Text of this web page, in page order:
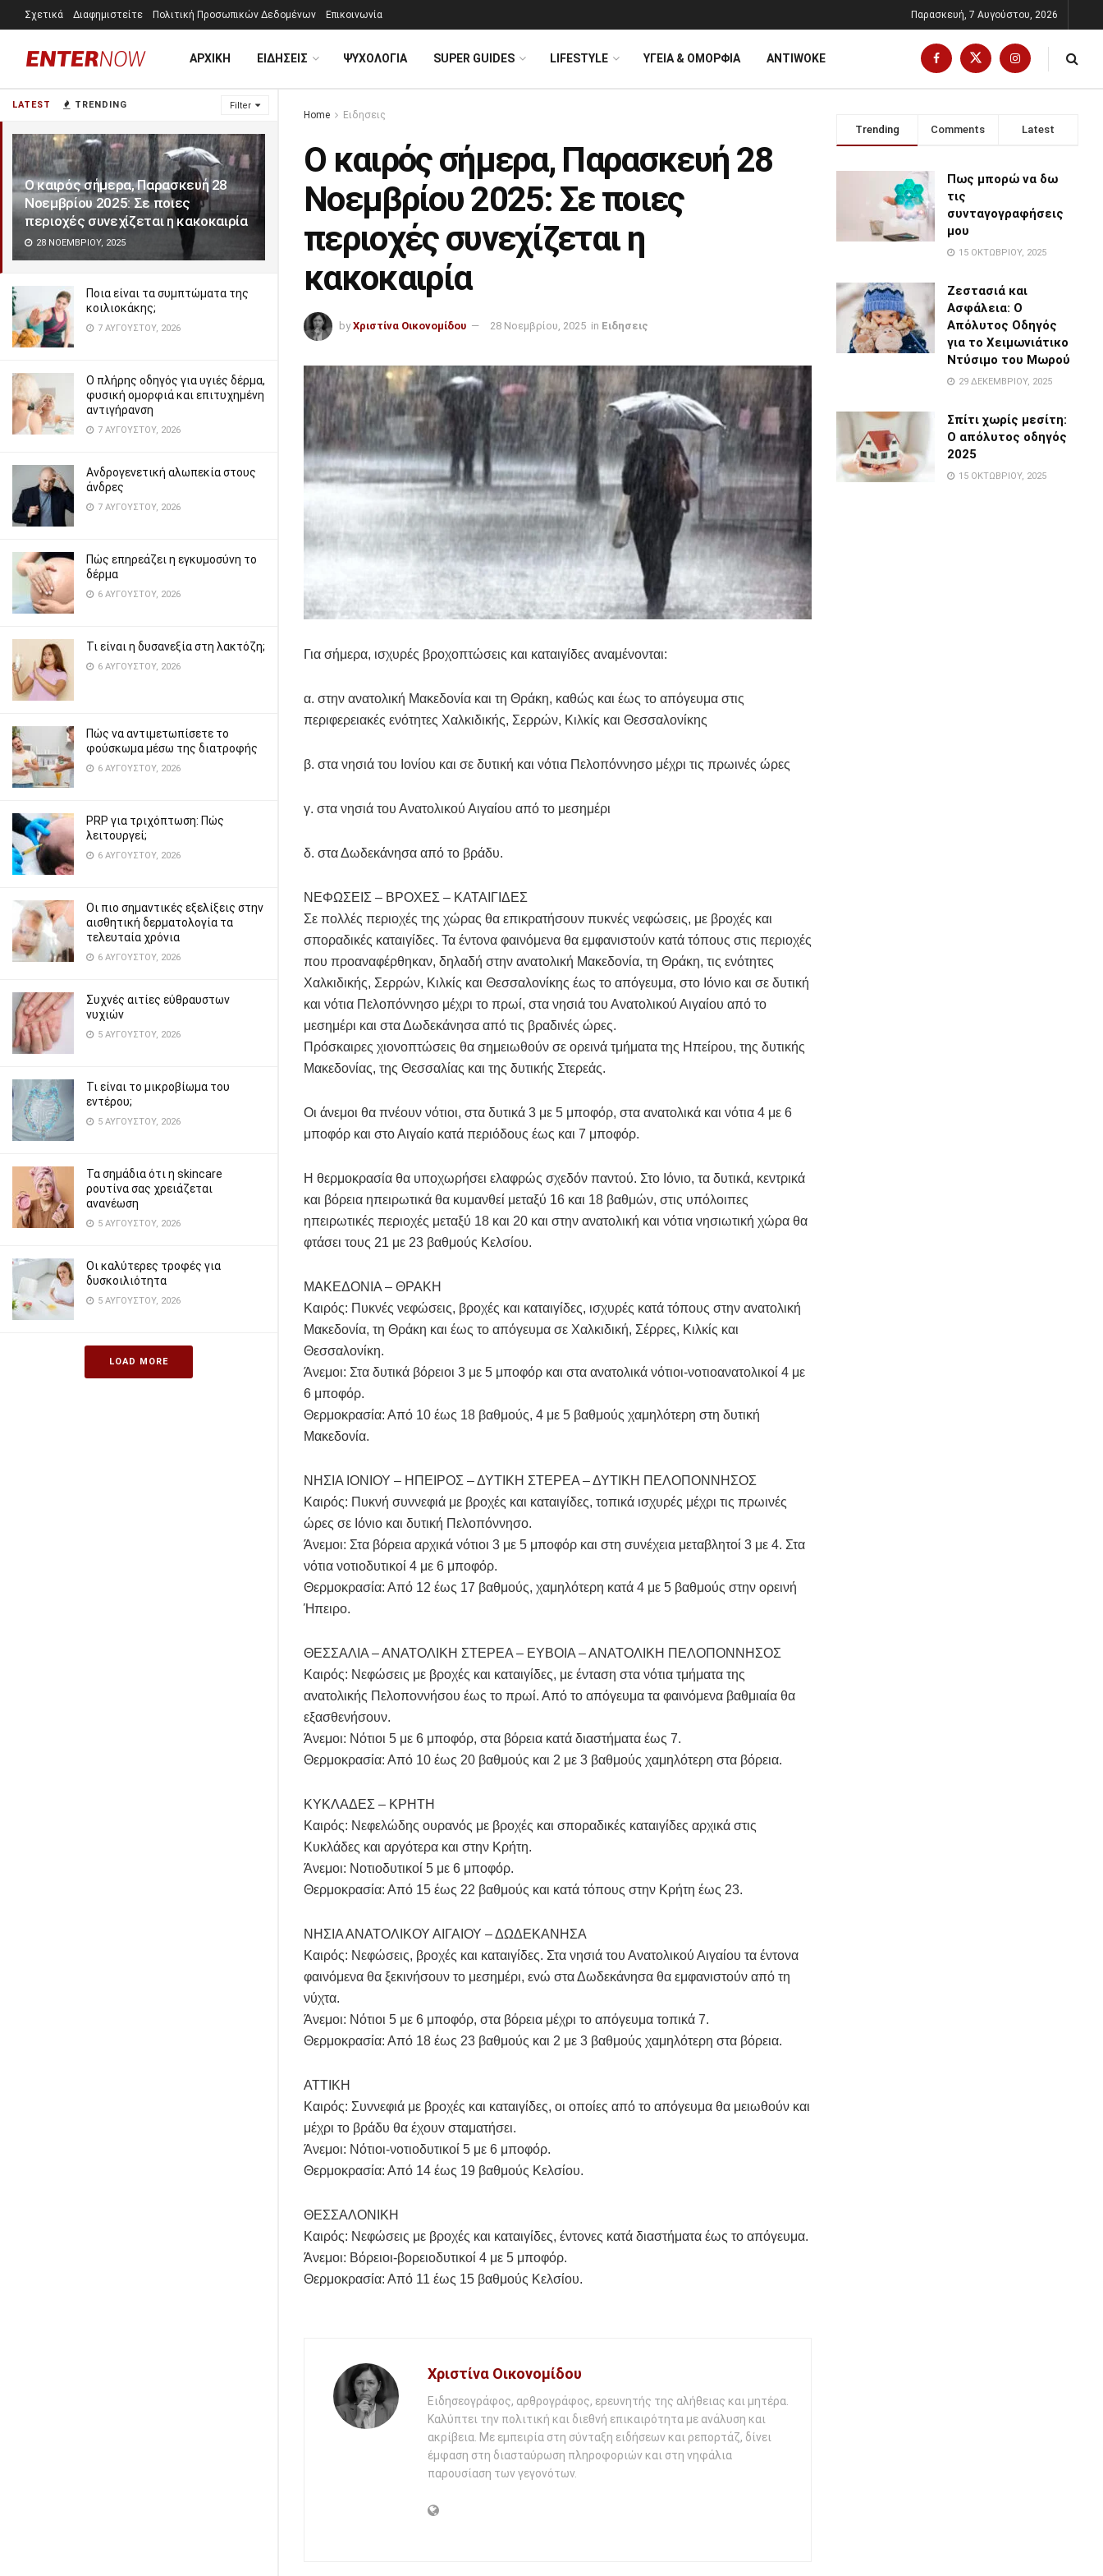
LATEST TRENDING Filter
Ο καιρός σήμερα, Παρασκευή 28
Νοεμβρίου 2025: Σε ποιες
περιοχές συνεχίζεται η κακοκαιρία
28 ΝΟΕΜΒΡΊΟΥ, 2025
Ποια είναι τα συμπτώματα της
κοιλιοκάκης;
7 ΑΥΓΟΎΣΤΟΥ, 2026
Ο πλήρης οδηγός για υγιές δέρμα,
φυσική ομορφιά και επιτυχημένη
αντιγήρανση
7 ΑΥΓΟΎΣΤΟΥ, 2026
Ανδρογενετική αλωπεκία στους
άνδρες
7 ΑΥΓΟΎΣΤΟΥ, 2026
Πώς επηρεάζει η εγκυμοσύνη το
δέρμα
6 ΑΥΓΟΎΣΤΟΥ, 2026
Τι είναι η δυσανεξία στη λακτόζη;
6 ΑΥΓΟΎΣΤΟΥ, 2026
Πώς να αντιμετωπίσετε το
φούσκωμα μέσω της διατροφής
6 ΑΥΓΟΎΣΤΟΥ, 2026
PRP για τριχόπτωση: Πώς
λειτουργεί;
6 ΑΥΓΟΎΣΤΟΥ, 2026
Οι πιο σημαντικές εξελίξεις στην
αισθητική δερματολογία τα
τελευταία χρόνια
6 ΑΥΓΟΎΣΤΟΥ, 2026
Συχνές αιτίες εύθραυστων
νυχιών
5 ΑΥΓΟΎΣΤΟΥ, 2026
Τι είναι το μικροβίωμα του
εντέρου;
5 ΑΥΓΟΎΣΤΟΥ, 2026
Τα σημάδια ότι η skincare
ρουτίνα σας χρειάζεται
ανανέωση
5 ΑΥΓΟΎΣΤΟΥ, 2026
Οι καλύτερες τροφές για
δυσκοιλιότητα
5 ΑΥΓΟΎΣΤΟΥ, 2026
LOAD MORE
Σχετικά Διαφημιστείτε Πολιτική Προσωπικών Δεδομένων Επικοινωνία Παρασκευή, 7 Αυγούστου, 2026
ΑΡΧΙΚΗ ΕΙΔΗΣΕΙΣ ΨΥΧΟΛΟΓΊΑ SUPER GUIDES LIFESTYLE ΥΓΕΙΑ & ΟΜΟΡΦΙΑ ANTIWOKE
Home Ειδησεις
Ο καιρός σήμερα, Παρασκευή 28
Νοεμβρίου 2025: Σε ποιες
περιοχές συνεχίζεται η
κακοκαιρία
by Χριστίνα Οικονομίδου 28 Νοεμβρίου, 2025 in Ειδησεις
Για σήμερα, ισχυρές βροχοπτώσεις και καταιγίδες αναμένονται:
α. στην ανατολική Μακεδονία και τη Θράκη, καθώς και έως το απόγευμα στις
περιφερειακές ενότητες Χαλκιδικής, Σερρών, Κιλκίς και Θεσσαλονίκης
β. στα νησιά του Ιονίου και σε δυτική και νότια Πελοπόννησο μέχρι τις πρωινές ώρες
γ. στα νησιά του Ανατολικού Αιγαίου από το μεσημέρι
δ. στα Δωδεκάνησα από το βράδυ.
ΝΕΦΩΣΕΙΣ – ΒΡΟΧΕΣ – ΚΑΤΑΙΓΙΔΕΣ
Σε πολλές περιοχές της χώρας θα επικρατήσουν πυκνές νεφώσεις, με βροχές και
σποραδικές καταιγίδες. Τα έντονα φαινόμενα θα εμφανιστούν κατά τόπους στις περιοχές
που προαναφέρθηκαν, δηλαδή στην ανατολική Μακεδονία, τη Θράκη, τις ενότητες
Χαλκιδικής, Σερρών, Κιλκίς και Θεσσαλονίκης έως το απόγευμα, στο Ιόνιο και σε δυτική
και νότια Πελοπόννησο μέχρι το πρωί, στα νησιά του Ανατολικού Αιγαίου από το
μεσημέρι και στα Δωδεκάνησα από τις βραδινές ώρες.
Πρόσκαιρες χιονοπτώσεις θα σημειωθούν σε ορεινά τμήματα της Ηπείρου, της δυτικής
Μακεδονίας, της Θεσσαλίας και της δυτικής Στερεάς.
Οι άνεμοι θα πνέουν νότιοι, στα δυτικά 3 με 5 μποφόρ, στα ανατολικά και νότια 4 με 6
μποφόρ και στο Αιγαίο κατά περιόδους έως και 7 μποφόρ.
Η θερμοκρασία θα υποχωρήσει ελαφρώς σχεδόν παντού. Στο Ιόνιο, τα δυτικά, κεντρικά
και βόρεια ηπειρωτικά θα κυμανθεί μεταξύ 16 και 18 βαθμών, στις υπόλοιπες
ηπειρωτικές περιοχές μεταξύ 18 και 20 και στην ανατολική και νότια νησιωτική χώρα θα
φτάσει τους 21 με 23 βαθμούς Κελσίου.
ΜΑΚΕΔΟΝΙΑ – ΘΡΑΚΗ
Καιρός: Πυκνές νεφώσεις, βροχές και καταιγίδες, ισχυρές κατά τόπους στην ανατολική
Μακεδονία, τη Θράκη και έως το απόγευμα σε Χαλκιδική, Σέρρες, Κιλκίς και
Θεσσαλονίκη.
Άνεμοι: Στα δυτικά βόρειοι 3 με 5 μποφόρ και στα ανατολικά νότιοι-νοτιοανατολικοί 4 με
6 μποφόρ.
Θερμοκρασία: Από 10 έως 18 βαθμούς, 4 με 5 βαθμούς χαμηλότερη στη δυτική
Μακεδονία.
ΝΗΣΙΑ ΙΟΝΙΟΥ – ΗΠΕΙΡΟΣ – ΔΥΤΙΚΗ ΣΤΕΡΕΑ – ΔΥΤΙΚΗ ΠΕΛΟΠΟΝΝΗΣΟΣ
Καιρός: Πυκνή συννεφιά με βροχές και καταιγίδες, τοπικά ισχυρές μέχρι τις πρωινές
ώρες σε Ιόνιο και δυτική Πελοπόννησο.
Άνεμοι: Στα βόρεια αρχικά νότιοι 3 με 5 μποφόρ και στη συνέχεια μεταβλητοί 3 με 4. Στα
νότια νοτιοδυτικοί 4 με 6 μποφόρ.
Θερμοκρασία: Από 12 έως 17 βαθμούς, χαμηλότερη κατά 4 με 5 βαθμούς στην ορεινή
Ήπειρο.
ΘΕΣΣΑΛΙΑ – ΑΝΑΤΟΛΙΚΗ ΣΤΕΡΕΑ – ΕΥΒΟΙΑ – ΑΝΑΤΟΛΙΚΗ ΠΕΛΟΠΟΝΝΗΣΟΣ
Καιρός: Νεφώσεις με βροχές και καταιγίδες, με ένταση στα νότια τμήματα της
ανατολικής Πελοποννήσου έως το πρωί. Από το απόγευμα τα φαινόμενα βαθμιαία θα
εξασθενήσουν.
Άνεμοι: Νότιοι 5 με 6 μποφόρ, στα βόρεια κατά διαστήματα έως 7.
Θερμοκρασία: Από 10 έως 20 βαθμούς και 2 με 3 βαθμούς χαμηλότερη στα βόρεια.
ΚΥΚΛΑΔΕΣ – ΚΡΗΤΗ
Καιρός: Νεφελώδης ουρανός με βροχές και σποραδικές καταιγίδες αρχικά στις
Κυκλάδες και αργότερα και στην Κρήτη.
Άνεμοι: Νοτιοδυτικοί 5 με 6 μποφόρ.
Θερμοκρασία: Από 15 έως 22 βαθμούς και κατά τόπους στην Κρήτη έως 23.
ΝΗΣΙΑ ΑΝΑΤΟΛΙΚΟΥ ΑΙΓΑΙΟΥ – ΔΩΔΕΚΑΝΗΣΑ
Καιρός: Νεφώσεις, βροχές και καταιγίδες. Στα νησιά του Ανατολικού Αιγαίου τα έντονα
φαινόμενα θα ξεκινήσουν το μεσημέρι, ενώ στα Δωδεκάνησα θα εμφανιστούν από τη
νύχτα.
Άνεμοι: Νότιοι 5 με 6 μποφόρ, στα βόρεια μέχρι το απόγευμα τοπικά 7.
Θερμοκρασία: Από 18 έως 23 βαθμούς και 2 με 3 βαθμούς χαμηλότερη στα βόρεια.
ΑΤΤΙΚΗ
Καιρός: Συννεφιά με βροχές και καταιγίδες, οι οποίες από το απόγευμα θα μειωθούν και
μέχρι το βράδυ θα έχουν σταματήσει.
Άνεμοι: Νότιοι-νοτιοδυτικοί 5 με 6 μποφόρ.
Θερμοκρασία: Από 14 έως 19 βαθμούς Κελσίου.
ΘΕΣΣΑΛΟΝΙΚΗ
Καιρός: Νεφώσεις με βροχές και καταιγίδες, έντονες κατά διαστήματα έως το απόγευμα.
Άνεμοι: Βόρειοι-βορειοδυτικοί 4 με 5 μποφόρ.
Θερμοκρασία: Από 11 έως 15 βαθμούς Κελσίου.
Χριστίνα Οικονομίδου
Ειδησεογράφος, αρθρογράφος, ερευνητής της αλήθειας και μητέρα.
Καλύπτει την πολιτική και διεθνή επικαιρότητα με ανάλυση και
ακρίβεια. Με εμπειρία στη σύνταξη ειδήσεων και ρεπορτάζ, δίνει
έμφαση στη διασταύρωση πληροφοριών και στη νηφάλια
παρουσίαση των γεγονότων.
Trending Comments Latest
Πως μπορώ να δω
τις
συνταγογραφήσεις
μου
15 ΟΚΤΩΒΡΊΟΥ, 2025
Ζεστασιά και
Ασφάλεια: Ο
Απόλυτος Οδηγός
για το Χειμωνιάτικο
Ντύσιμο του Μωρού
29 ΔΕΚΕΜΒΡΊΟΥ, 2025
Σπίτι χωρίς μεσίτη:
Ο απόλυτος οδηγός
2025
15 ΟΚΤΩΒΡΊΟΥ, 2025